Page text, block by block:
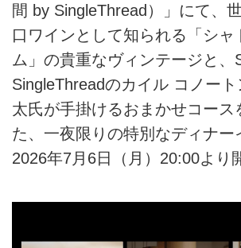
間 by SingleThread）」にて、
口ワインとして知られる「シャ
ム」の貴重なヴィンテージと、
SingleThreadのカイル コノー
太氏が手掛けるおまかせコース
た、一夜限りの特別なディナー
2026年7月6日（月）20:00より